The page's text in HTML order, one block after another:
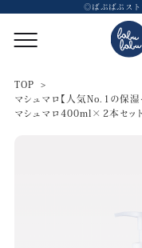
◎ばぶばぶスト
TOP
マシュマロ【人気No.1の保湿
マシュマロ400ml×2本セット